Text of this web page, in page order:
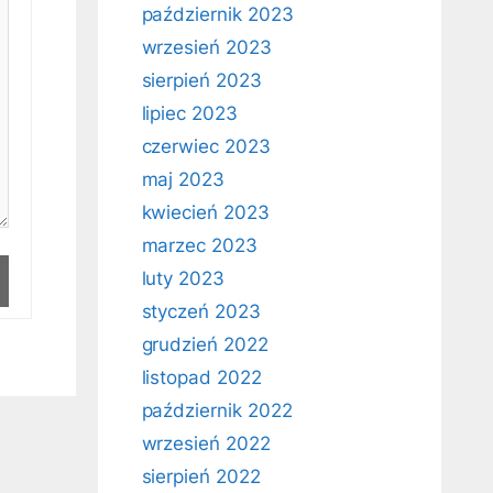
październik 2023
wrzesień 2023
sierpień 2023
lipiec 2023
czerwiec 2023
maj 2023
kwiecień 2023
marzec 2023
luty 2023
styczeń 2023
grudzień 2022
listopad 2022
październik 2022
wrzesień 2022
sierpień 2022